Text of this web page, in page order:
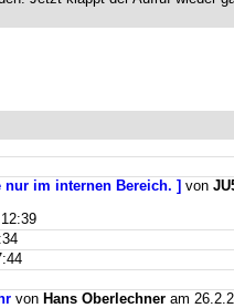
im internen Bereich. ] von
von Hans Oberlechner am